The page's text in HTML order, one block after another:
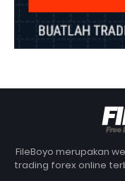
FileBoyo merupakan
trading forex online